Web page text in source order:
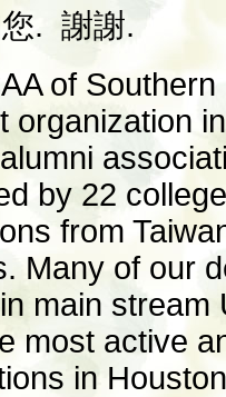
. 謝謝.
of
organization
by 22
from
Many of our
main stream
most active
in